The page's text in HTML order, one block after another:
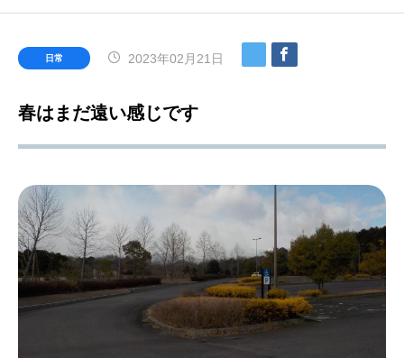
日常 2023年02月21日
春はまだ遠い感じです